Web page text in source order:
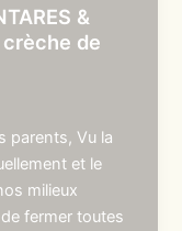
&
crèche de
parents, Vu la
et le
milieux
fermer toutes